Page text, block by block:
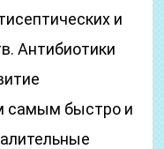
и
Антибиотики
самым быстро и